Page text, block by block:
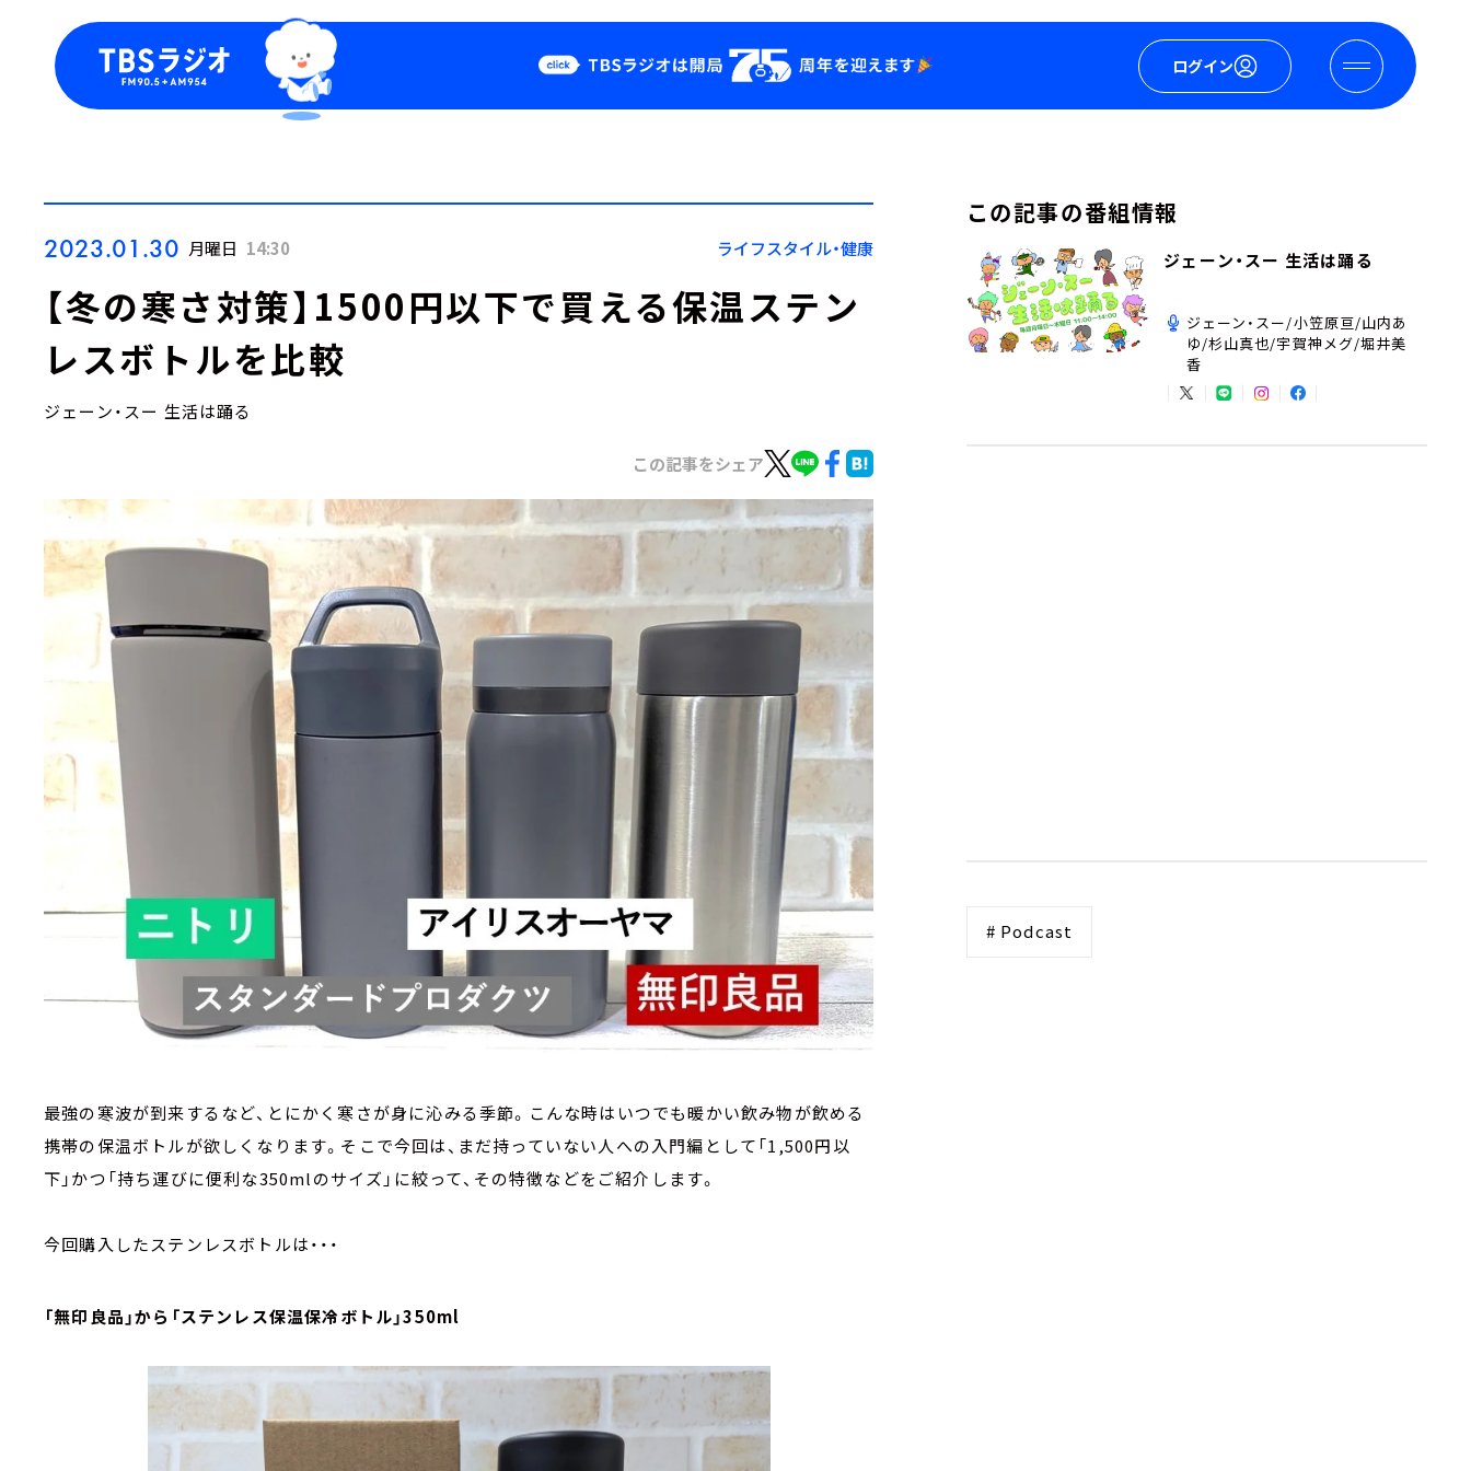
ログイン
Podcast
YouTube
会社情報
2023.01.30 月曜日 14:30 ライフスタイル・健康
【冬の寒さ対策】1500円以下で買える保温ステン
レスボトルを比較
ジェーン・スー 生活は踊る
この記事をシェア
最強の寒波が到来するなど、とにかく寒さが身に沁みる季節。こんな時はいつでも暖かい飲み物が飲める
携帯の保温ボトルが欲しくなります。そこで今回は、まだ持っていない人への入門編として「1,500円以
下」かつ「持ち運びに便利な350mlのサイズ」に絞って、その特徴などをご紹介します。
今回購入したステンレスボトルは・・・
「無印良品」から「ステンレス保温保冷ボトル」350ml
この記事の番組情報
ジェーン・スー 生活は踊る
ジェーン・スー/小笠原亘/山内あ
ゆ/杉山真也/宇賀神メグ/堀井美
香
# Podcast